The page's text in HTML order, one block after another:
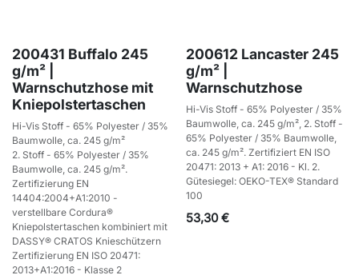
200431 Buffalo 245
g/m² |
Warnschutzhose mit
Kniepolstertaschen
Hi-Vis Stoff - 65% Polyester / 35%
Baumwolle, ca. 245 g/m²
2. Stoff - 65% Polyester / 35%
Baumwolle, ca. 245 g/m².
Zertifizierung EN
14404:2004+A1:2010 -
verstellbare Cordura®
Kniepolstertaschen kombiniert mit
DASSY® CRATOS Knieschützern
Zertifizierung EN ISO 20471:
2013+A1:2016 - Klasse 2
200612 Lancaster 245
g/m² |
Warnschutzhose
Hi-Vis Stoff - 65% Polyester / 35%
Baumwolle, ca. 245 g/m², 2. Stoff -
65% Polyester / 35% Baumwolle,
ca. 245 g/m². Zertifiziert EN ISO
20471: 2013 + A1: 2016 - Kl. 2.
Gütesiegel: OEKO-TEX® Standard
100
53,30€